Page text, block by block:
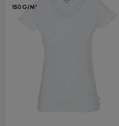
150 G/M²